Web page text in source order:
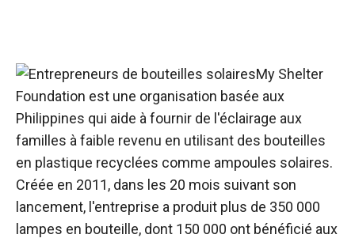
My Shelter
Foundation est une organisation basée aux
Philippines qui aide à fournir de l'éclairage aux
familles à faible revenu en utilisant des bouteilles
en plastique recyclées comme ampoules solaires.
Créée en 2011, dans les 20 mois suivant son
lancement, l'entreprise a produit plus de 350 000
lampes en bouteille, dont 150 000 ont bénéficié aux